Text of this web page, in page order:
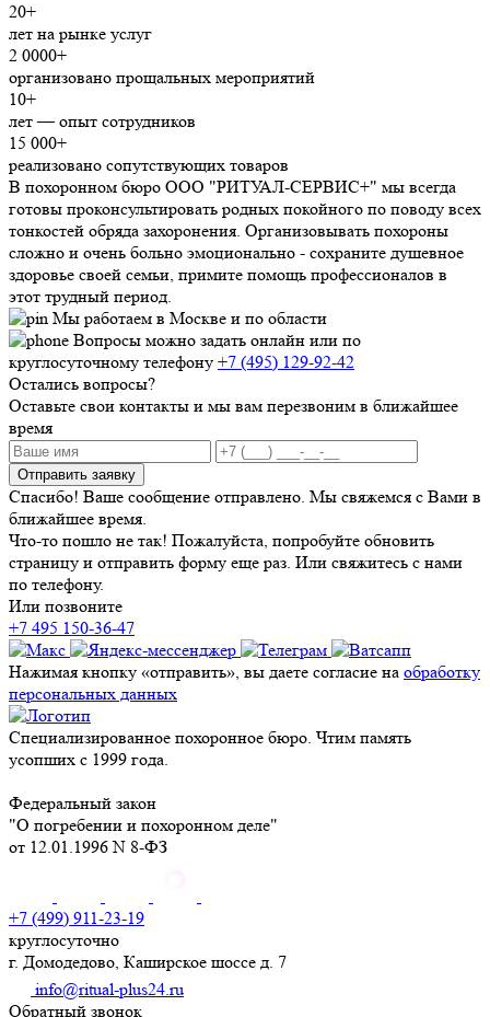
20+
лет на рынке услуг
2 0000+
организовано прощальных мероприятий
10+
лет — опыт сотрудников
15 000+
реализовано сопутствующих товаров
В похоронном бюро ООО "РИТУАЛ-СЕРВИС+" мы всегда
готовы проконсультировать родных покойного по поводу всех
тонкостей обряда захоронения. Организовывать похороны
сложно и очень больно эмоционально - сохраните душевное
здоровье своей семьи, примите помощь профессионалов в
этот трудный период.
Мы работаем в Москве и по области
Вопросы можно задать онлайн или по
круглосуточному телефону +7 (495) 129-92-42
Остались вопросы?
Оставьте свои контакты и мы вам перезвоним в ближайшее
время
Отправить заявку
Спасибо! Ваше сообщение отправлено. Мы свяжемся с Вами в
ближайшее время.
Что-то пошло не так! Пожалуйста, попробуйте обновить
страницу и отправить форму еще раз. Или свяжитесь с нами
по телефону.
Или позвоните
+7 495 150-36-47
Нажимая кнопку «отправить», вы даете согласие на обработку
персональных данных
Специализированное похоронное бюро. Чтим память
усопших с 1999 года.
Федеральный закон
"О погребении и похоронном деле"
от 12.01.1996 N 8-ФЗ
+7 (499) 911-23-19
круглосуточно
г. Домодедово, Каширское шоссе д. 7
info@ritual-plus24.ru
Обратный звонок